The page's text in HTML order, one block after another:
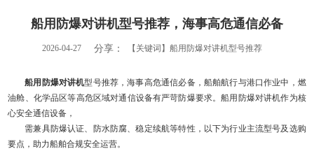
客户案例
联系我们
船用防爆对讲机型号推荐，海事高危通信必备
2026-04-27 分享： 【关键词】船用防爆对讲机型号推荐
船用防爆对讲机型号推荐，海事高危通信必备，船舶航行与港口作业中，燃
油舱、化学品区等高危区域对通信设备有严苛防爆要求。船用防爆对讲机作为核
心安全通信设备，
需兼具防爆认证、防水防腐、稳定续航等特性，以下为行业主流型号及选购
要点，助力船舶合规安全运营。